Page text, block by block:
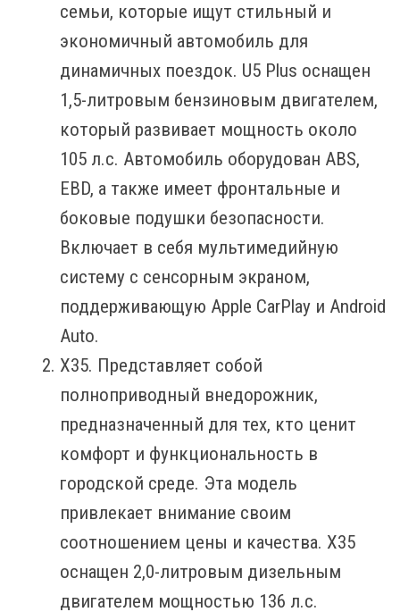
семьи, которые ищут стильный и
экономичный автомобиль для
динамичных поездок. U5 Plus оснащен
1,5-литровым бензиновым двигателем,
который развивает мощность около
105 л.с. Автомобиль оборудован ABS,
EBD, а также имеет фронтальные и
боковые подушки безопасности.
Включает в себя мультимедийную
систему с сенсорным экраном,
поддерживающую Apple CarPlay и Android
Auto.
X35. Представляет собой
полноприводный внедорожник,
предназначенный для тех, кто ценит
комфорт и функциональность в
городской среде. Эта модель
привлекает внимание своим
соотношением цены и качества. X35
оснащен 2,0-литровым дизельным
двигателем мощностью 136 л.с.